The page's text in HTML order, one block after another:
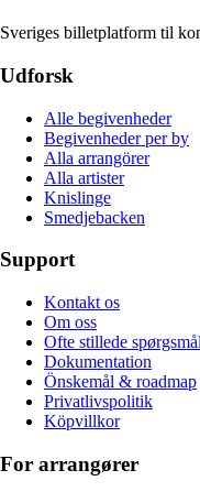
Sveriges billetplatform til
Udforsk
Alle begivenheder
Begivenheder per by
Alla arrangörer
Alla artister
Knislinge
Smedjebacken
Support
Kontakt os
Om oss
Ofte stillede spørgsmål
Dokumentation
Önskemål & roadmap
Privatlivspolitik
Köpvillkor
For arrangører